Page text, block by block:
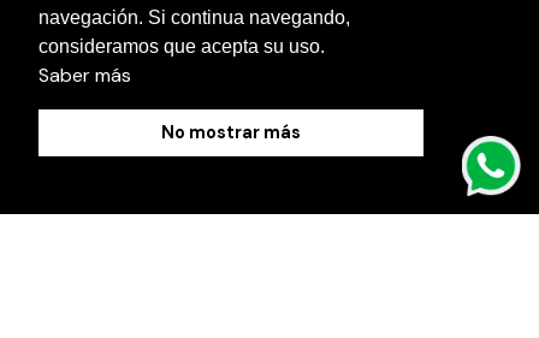
navegación. Si continua navegando,
consideramos que acepta su uso.
Saber más
No mostrar más
Blog
Política de Cookies